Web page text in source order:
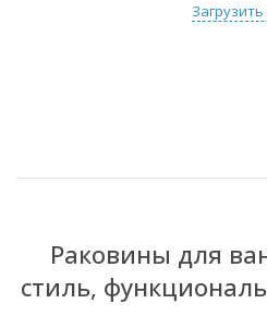
Раковины для
стиль,